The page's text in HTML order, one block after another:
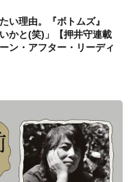
い理由。『ボトムズ』
かと(笑)」【押井守連載
ン・アフター・リーディ